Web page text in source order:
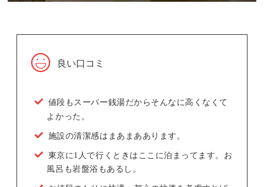
良い口コミ
値段もスーパー銭湯だからそんなに高くなくて
よかった。
施設の清潔感はまあまああります。
東京に1人で行くときはここに泊まってます。お
風呂も岩盤浴もあるし。